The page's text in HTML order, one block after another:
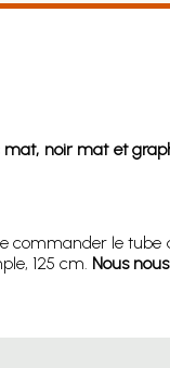
mat, noir mat et
commander le tube
125 cm. Nous